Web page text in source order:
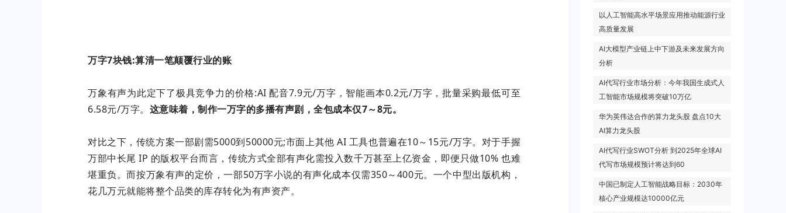
以人工智能高水平场景应用推动能源行业
高质量发展
AI大模型产业链上中下游及未来发展方向
分析
AI代写行业市场分析：今年我国生成式人
工智能市场规模将突破10万亿
华为英伟达合作的算力龙头股 盘点10大
AI算力龙头股
AI代写行业SWOT分析 到2025年全球AI
代写市场规模预计将达到60
中国已制定人工智能战略目标：2030年
核心产业规模达10000亿元
万字7块钱:算清一笔颠覆行业的账
万象有声为此定下了极具竞争力的价格:AI 配音7.9元/万字，智能画本0.2元/万字，批量采购最低可至
6.58元/万字。 这意味着，制作一万字的多播有声剧，全包成本仅7～8元。
对比之下，传统方案一部剧需5000到50000元;市面上其他 AI 工具也普遍在10～15元/万字。对于手握
万部中长尾 IP 的版权平台而言，传统方式全部有声化需投入数千万甚至上亿资金，即便只做10% 也难
堪重负。而按万象有声的定价，一部50万字小说的有声化成本仅需350～400元。一个中型出版机构，
花几万元就能将整个品类的库存转化为有声资产。